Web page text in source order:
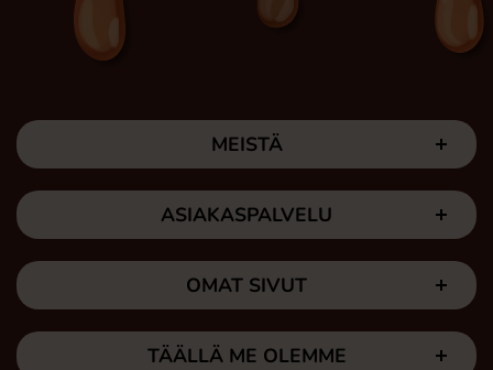
MEISTÄ
ASIAKASPALVELU
OMAT SIVUT
TÄÄLLÄ ME OLEMME